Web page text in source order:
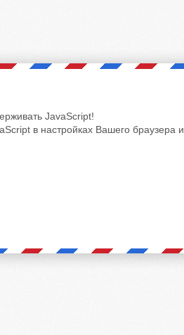
JavaScript!
в настройках Вашего браузера и